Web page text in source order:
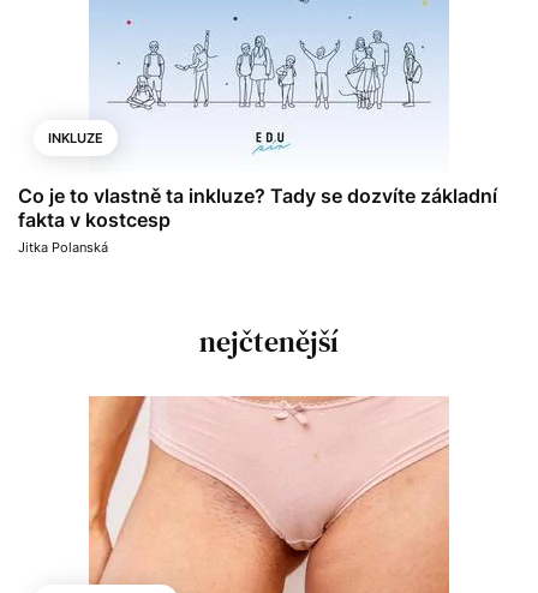
INKLUZE
Co je to vlastně ta inkluze? Tady se dozvíte základní
fakta v kostcesp
Jitka Polanská
nejčtenější